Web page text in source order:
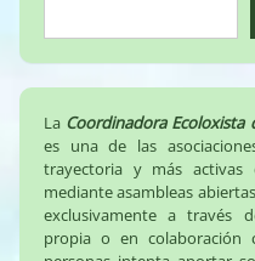
La Coordinadora Ecoloxista
es una de las
trayectoria y más activas
mediante asambleas
exclusivamente a través
propia o en colaboración